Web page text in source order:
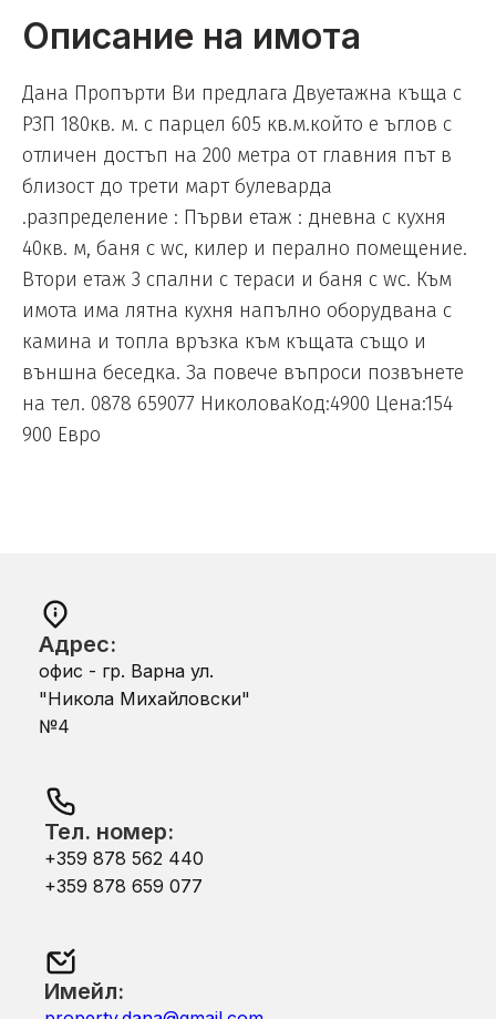
Описание на имота
Дана Пропърти Ви предлага Двуетажна къща с
РЗП 180кв. м. с парцел 605 кв.м.който е ъглов с
отличен достъп на 200 метра от главния път в
близост до трети март булеварда
.разпределение : Първи етаж : дневна с кухня
40кв. м, баня с wc, килер и перално помещение.
Втори етаж 3 спални с тераси и баня с wc. Към
имота има лятна кухня напълно оборудвана с
камина и топла връзка към къщата също и
външна беседка. За повече въпроси позвънете
на тел. 0878 659077 НиколоваКод:4900 Цена:154
900 Евро
Адрес:
офис - гр. Варна ул.
"Никола Михайловски"
№4
Тел. номер:
+359 878 562 440
+359 878 659 077
Имейл: